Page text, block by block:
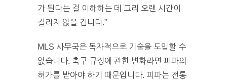
가 된다는 걸 이해하는 데 그리 오랜 시간이
걸리지 않을 겁니다.”
MLS 사무국은 독자적으로 기술을 도입할 수
없습니다. 축구 규정에 관한 변화라면 피파의
허가를 받아야 하기 때문입니다. 피파는 전통